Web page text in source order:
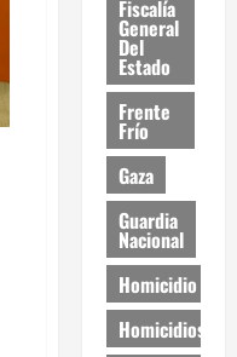
Fiscalía
General
Del
Estado
Frente
Frío
Gaza
Guardia
Nacional
Homicidio
Homicidios